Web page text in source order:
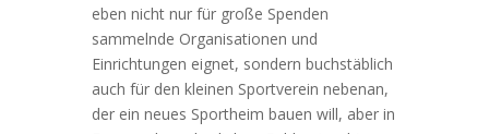
eben nicht nur für große Spenden
sammelnde Organisationen und
Einrichtungen eignet, sondern buchstäblich
auch für den kleinen Sportverein nebenan,
der ein neues Sportheim bauen will, aber in